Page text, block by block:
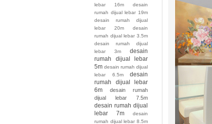
lebar 16m
desain
rumah dijual lebar 19m
desain rumah dijual
lebar 20m
desain
rumah dijual lebar 3.5m
desain rumah dijual
lebar 3m
desain
rumah dijual lebar
5m desain rumah dijual
lebar 6.5m
desain
rumah dijual lebar
6m
desain rumah
dijual lebar 7.5m
desain rumah dijual
lebar 7m
desain
rumah dijual lebar 8.5m